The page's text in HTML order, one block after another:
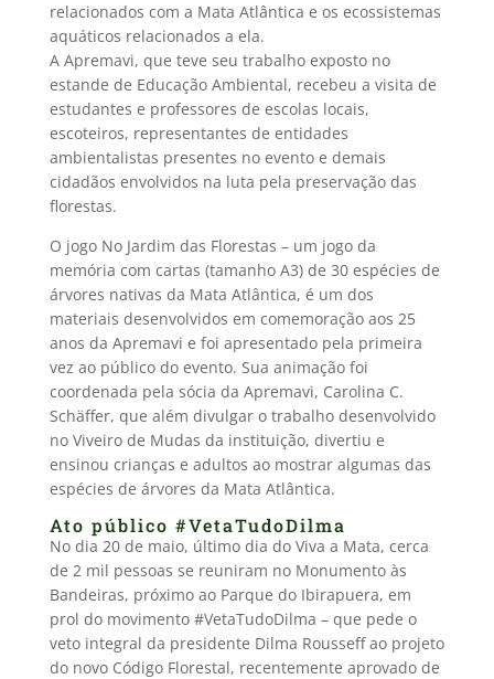
relacionados com a Mata Atlântica e os ecossistemas
aquáticos relacionados a ela.
A Apremavi, que teve seu trabalho exposto no
estande de Educação Ambiental, recebeu a visita de
estudantes e professores de escolas locais,
escoteiros, representantes de entidades
ambientalistas presentes no evento e demais
cidadãos envolvidos na luta pela preservação das
florestas.
O jogo No Jardim das Florestas – um jogo da
memória com cartas (tamanho A3) de 30 espécies de
árvores nativas da Mata Atlântica, é um dos
materiais desenvolvidos em comemoração aos 25
anos da Apremavi e foi apresentado pela primeira
vez ao público do evento. Sua animação foi
coordenada pela sócia da Apremavi, Carolina C.
Schäffer, que além divulgar o trabalho desenvolvido
no Viveiro de Mudas da instituição, divertiu e
ensinou crianças e adultos ao mostrar algumas das
espécies de árvores da Mata Atlântica.
Ato público #VetaTudoDilma
No dia 20 de maio, último dia do Viva a Mata, cerca
de 2 mil pessoas se reuniram no Monumento às
Bandeiras, próximo ao Parque do Ibirapuera, em
prol do movimento #VetaTudoDilma – que pede o
veto integral da presidente Dilma Rousseff ao projeto
do novo Código Florestal, recentemente aprovado de